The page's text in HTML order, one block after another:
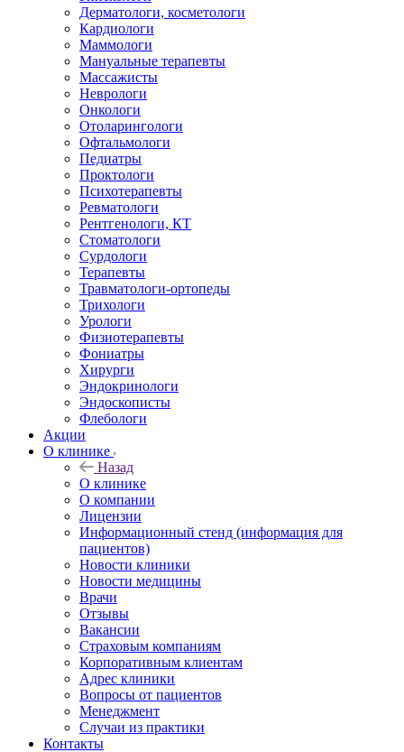
Дерматологи, косметологи
Кардиологи
Маммологи
Мануальные терапевты
Массажисты
Неврологи
Онкологи
Отоларингологи
Офтальмологи
Педиатры
Проктологи
Психотерапевты
Ревматологи
Рентгенологи, КТ
Стоматологи
Сурдологи
Терапевты
Травматологи-ортопеды
Трихологи
Урологи
Физиотерапевты
Фониатры
Хирурги
Эндокринологи
Эндоскописты
Флебологи
Акции
О клинике
Назад
О клинике
О компании
Лицензии
Информационный стенд (информация для
пациентов)
Новости клиники
Новости медицины
Врачи
Отзывы
Вакансии
Страховым компаниям
Корпоративным клиентам
Адрес клиники
Вопросы от пациентов
Менеджмент
Случаи из практики
Контакты